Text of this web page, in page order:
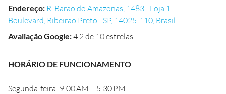
Endereço: R. Barão do Amazonas, 1483 - Loja 1 -
Boulevard, Ribeirão Preto - SP, 14025-110, Brasil
Avaliação Google:4.2 de 10 estrelas
HORÁRIO DE FUNCIONAMENTO
Segunda-feira: 9:00 AM – 5:30 PM